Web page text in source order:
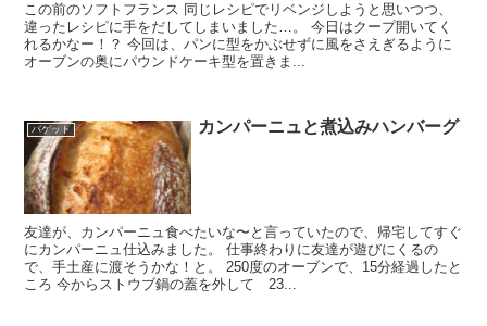
この前のソフトフランス 同じレシピでリベンジしようと思いつつ、
違ったレシピに手をだしてしまいました…。 今日はクープ開いてく
れるかなー！？ 今回は、パンに型をかぶせずに風をさえぎるように
オーブンの奥にパウンドケーキ型を置きま...
バゲット カンパーニュと煮込みハンバーグ
友達が、カンパーニュ食べたいな〜と言っていたので、帰宅してすぐ
にカンパーニュ仕込みました。 仕事終わりに友達が遊びにくるの
で、手土産に渡そうかな！と。 250度のオーブンで、15分経過したと
ころ 今からストウブ鍋の蓋を外して 23...